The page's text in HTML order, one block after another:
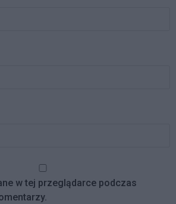
w tej przeglądarce podczas